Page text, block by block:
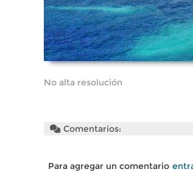
No alta resolución
Comentarios:
Para agregar un comentario